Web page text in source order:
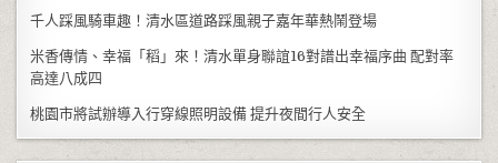
千人踩風騎車趣！清水區道路踩風親子嘉年華熱鬧登場
米香傳情、幸福「稻」來！清水單身聯誼16對譜出幸福序曲 配對率
高達八成四
桃園市將試辦導入行穿線照明設備 提升夜間行人安全